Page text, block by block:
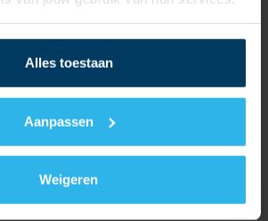
Alles toestaan
Aanpassen
Weigeren
voor installateurs
details